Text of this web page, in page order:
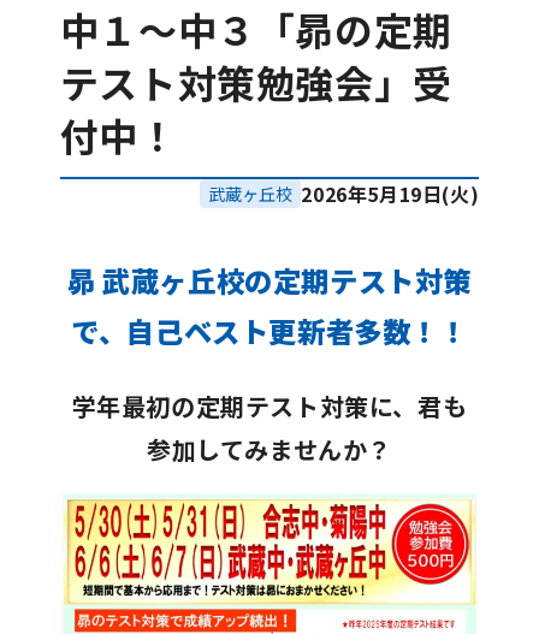
中１〜中３「昴の定期
テスト対策勉強会」受
付中！
武蔵ヶ丘校 2026年5月19日(火)
昴 武蔵ヶ丘校の定期テスト対策
で、自己ベスト更新者多数！！
学年最初の定期テスト対策に、君も
参加してみませんか？